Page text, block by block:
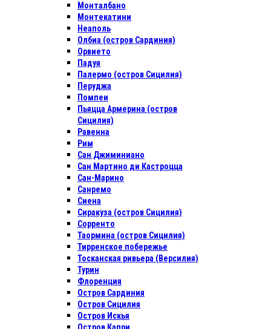
Монталбано
Монтекатини
Неаполь
Олбиа (остров Сардиния)
Орвието
Падуя
Палермо (остров Сицилия)
Перуджа
Помпеи
Пьяцца Армерина (остров
Сицилия)
Равенна
Рим
Сан Джиминиано
Сан Мартино ди Кастроцца
Сан-Марино
Санремо
Сиена
Сиракуза (остров Сицилия)
Сорренто
Таормина (остров Сицилия)
Тирренское побережье
Тосканская ривьера (Версилия)
Турин
Флоренция
Остров Сардиния
Остров Сицилия
Остров Искья